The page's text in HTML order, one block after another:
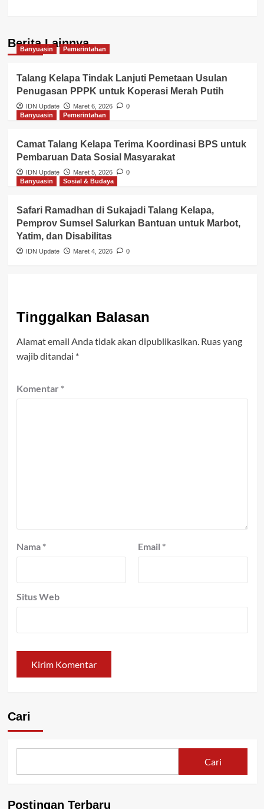
Berita Lainnya
Banyuasin Pemerintahan
Talang Kelapa Tindak Lanjuti Pemetaan Usulan
Penugasan PPPK untuk Koperasi Merah Putih
IDN Update Maret 6, 2026
0
Banyuasin
Pemerintahan
Camat Talang Kelapa Terima Koordinasi BPS untuk
Pembaruan Data Sosial Masyarakat
IDN Update Maret 5, 2026
0
Banyuasin
Sosial & Budaya
Safari Ramadhan di Sukajadi Talang Kelapa,
Pemprov Sumsel Salurkan Bantuan untuk Marbot,
Yatim, dan Disabilitas
IDN Update Maret 4, 2026 0
Tinggalkan Balasan
Alamat email Anda tidak akan dipublikasikan. Ruas yang
wajib ditandai *
Komentar *
Nama * Email *
Situs Web
Cari
Cari
Postingan Terbaru